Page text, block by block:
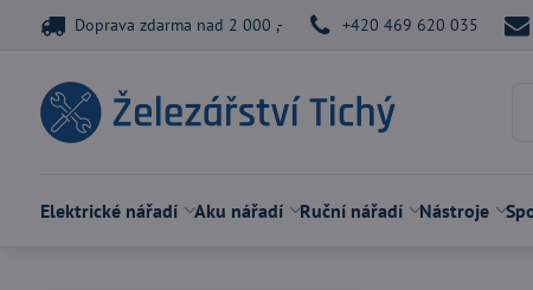
Doprava zdarma nad 2 000 ,- +420 469 620 035
Elektrické nářadí Aku nářadí Ruční nářadí Nástroje